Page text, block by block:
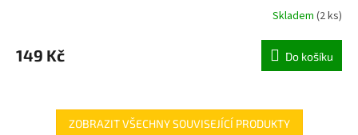
Skladem (2 ks)
149 Kč Do košíku
ZOBRAZIT VŠECHNY SOUVISEJÍCÍ PRODUKTY